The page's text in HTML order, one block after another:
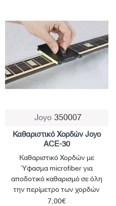
Joyo350007
Καθαριστικό Χορδών Joyo
ACE-30
Καθαριστικό Χορδών με
Ύφασμα microfiber για
αποδοτικό καθαρισμό σε όλη
την περίμετρο των χορδών
7,00€